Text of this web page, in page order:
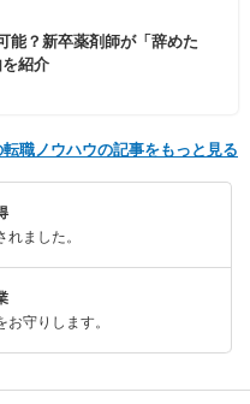
能？新卒薬剤師が「辞めた
紹介
職ノウハウの記事をもっと見る
ました。
守りします。